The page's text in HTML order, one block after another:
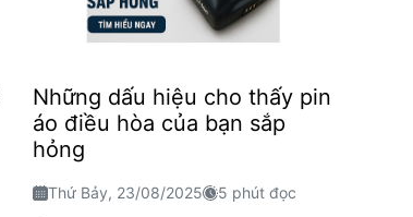
Những dấu hiệu cho thấy pin
áo điều hòa của bạn sắp
hỏng
Thứ Bảy, 23/08/2025 5 phút đọc